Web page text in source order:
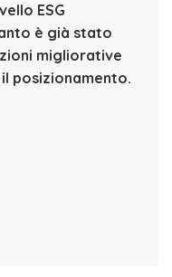
ESG
è già stato
migliorative
posizionamento.